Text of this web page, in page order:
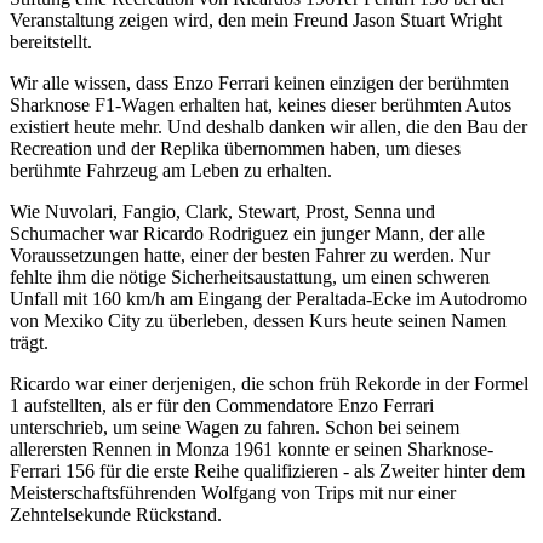
Veranstaltung zeigen wird, den mein Freund Jason Stuart Wright
bereitstellt.
Wir alle wissen, dass Enzo Ferrari keinen einzigen der berühmten
Sharknose F1-Wagen erhalten hat, keines dieser berühmten Autos
existiert heute mehr. Und deshalb danken wir allen, die den Bau der
Recreation und der Replika übernommen haben, um dieses
berühmte Fahrzeug am Leben zu erhalten.
Wie Nuvolari, Fangio, Clark, Stewart, Prost, Senna und
Schumacher war Ricardo Rodriguez ein junger Mann, der alle
Voraussetzungen hatte, einer der besten Fahrer zu werden. Nur
fehlte ihm die nötige Sicherheitsaustattung, um einen schweren
Unfall mit 160 km/h am Eingang der Peraltada-Ecke im Autodromo
von Mexiko City zu überleben, dessen Kurs heute seinen Namen
trägt.
Ricardo war einer derjenigen, die schon früh Rekorde in der Formel
1 aufstellten, als er für den Commendatore Enzo Ferrari
unterschrieb, um seine Wagen zu fahren. Schon bei seinem
allerersten Rennen in Monza 1961 konnte er seinen Sharknose-
Ferrari 156 für die erste Reihe qualifizieren - als Zweiter hinter dem
Meisterschaftsführenden Wolfgang von Trips mit nur einer
Zehntelsekunde Rückstand.